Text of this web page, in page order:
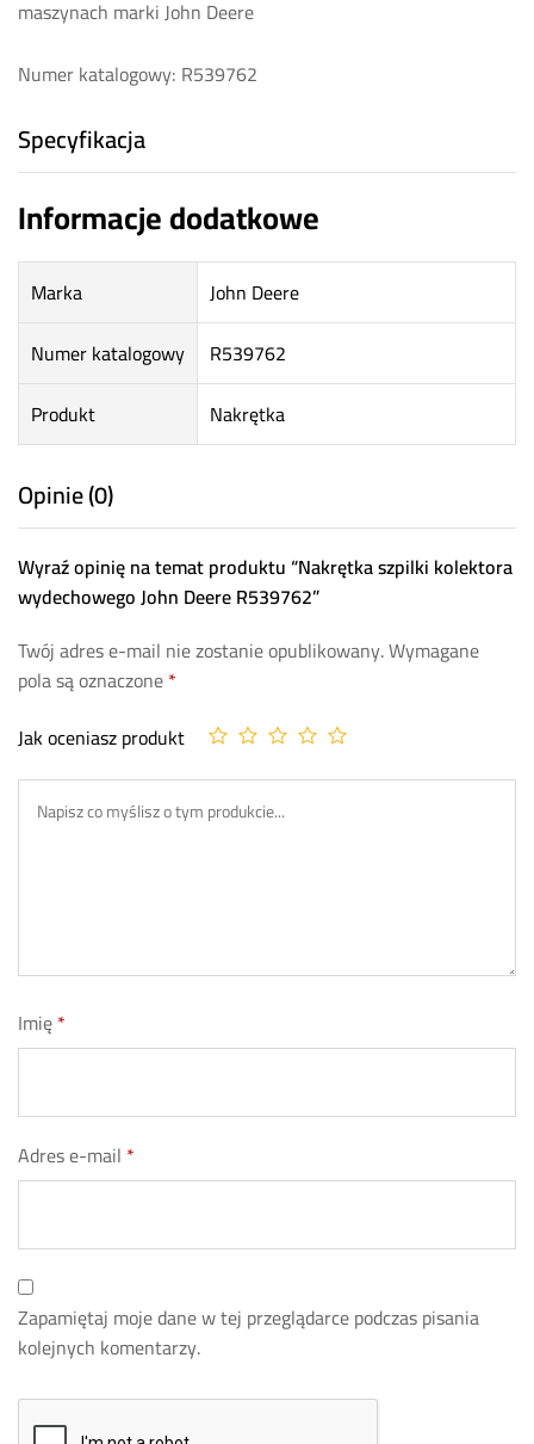
maszynach marki John Deere
Numer katalogowy: R539762
Specyfikacja
Informacje dodatkowe
Marka
John Deere
Numer katalogowy
R539762
Produkt
Nakrętka
Opinie (0)
Wyraź opinię na temat produktu “Nakrętka szpilki kolektora
wydechowego John Deere R539762”
Twój adres e-mail nie zostanie opublikowany.Wymagane
pola są oznaczone*
Jak oceniasz produkt
Imię*
Adres e-mail *
Zapamiętaj moje dane w tej przeglądarce podczas pisania
kolejnych komentarzy.